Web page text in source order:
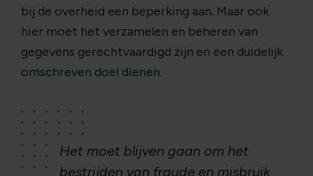
bij de overheid een beperking aan. Maar ook
hier moet het verzamelen en beheren van
gegevens gerechtvaardigd zijn en een duidelijk
omschreven doel dienen.
Het moet blijven gaan om het
bestrijden van fraude en misbruik